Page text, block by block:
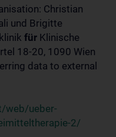
Christian
und Brigitte
für Klinische
18-20, 1090 Wien
data to external
web/ueber-
2/